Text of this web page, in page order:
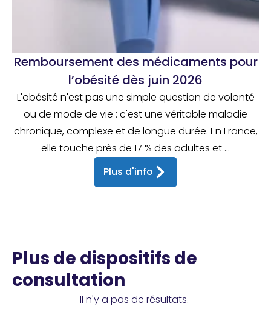
Remboursement des médicaments pour
l’obésité dès juin 2026
L'obésité n'est pas une simple question de volonté
ou de mode de vie : c'est une véritable maladie
chronique, complexe et de longue durée. En France,
elle touche près de 17 % des adultes et ...
Plus d'info
Plus de dispositifs de
consultation
Il n'y a pas de résultats.